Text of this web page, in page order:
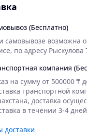
(Бесплатно)
самовывозе возможна
по адресу Рыскулова
компания
на сумму от 500000 ₸
транспортной
доставка
в течении 3-4
доставки